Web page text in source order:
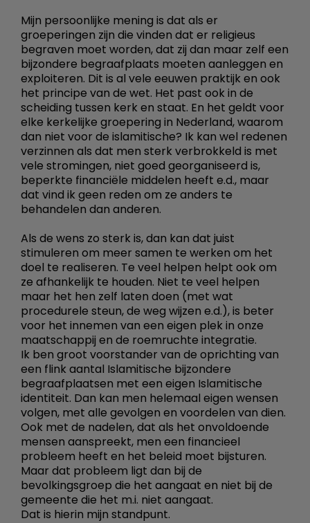
Mijn persoonlijke mening is dat als er
groeperingen zijn die vinden dat er religieus
begraven moet worden, dat zij dan maar zelf een
bijzondere begraafplaats moeten aanleggen en
exploiteren. Dit is al vele eeuwen praktijk en ook
het principe van de wet. Het past ook in de
scheiding tussen kerk en staat. En het geldt voor
elke kerkelijke groepering in Nederland, waarom
dan niet voor de islamitische? Ik kan wel redenen
verzinnen als dat men sterk verbrokkeld is met
vele stromingen, niet goed georganiseerd is,
beperkte financiële middelen heeft e.d., maar
dat vind ik geen reden om ze anders te
behandelen dan anderen.
Als de wens zo sterk is, dan kan dat juist
stimuleren om meer samen te werken om het
doel te realiseren. Te veel helpen helpt ook om
ze afhankelijk te houden. Niet te veel helpen
maar het hen zelf laten doen (met wat
procedurele steun, de weg wijzen e.d.), is beter
voor het innemen van een eigen plek in onze
maatschappij en de roemruchte integratie.
Ik ben groot voorstander van de oprichting van
een flink aantal Islamitische bijzondere
begraafplaatsen met een eigen Islamitische
identiteit. Dan kan men helemaal eigen wensen
volgen, met alle gevolgen en voordelen van dien.
Ook met de nadelen, dat als het onvoldoende
mensen aanspreekt, men een financieel
probleem heeft en het beleid moet bijsturen.
Maar dat probleem ligt dan bij de
bevolkingsgroep die het aangaat en niet bij de
gemeente die het m.i. niet aangaat.
Dat is hierin mijn standpunt.